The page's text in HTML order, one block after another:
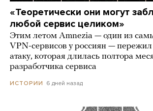
«Теоретически они могут
любой сервис целиком»
Этим летом Amnezia — один из
VPN-сервисов у россиян —
атаку, которая длилась полтора
разработчика сервиса
ИСТОРИИ 6 дней назад